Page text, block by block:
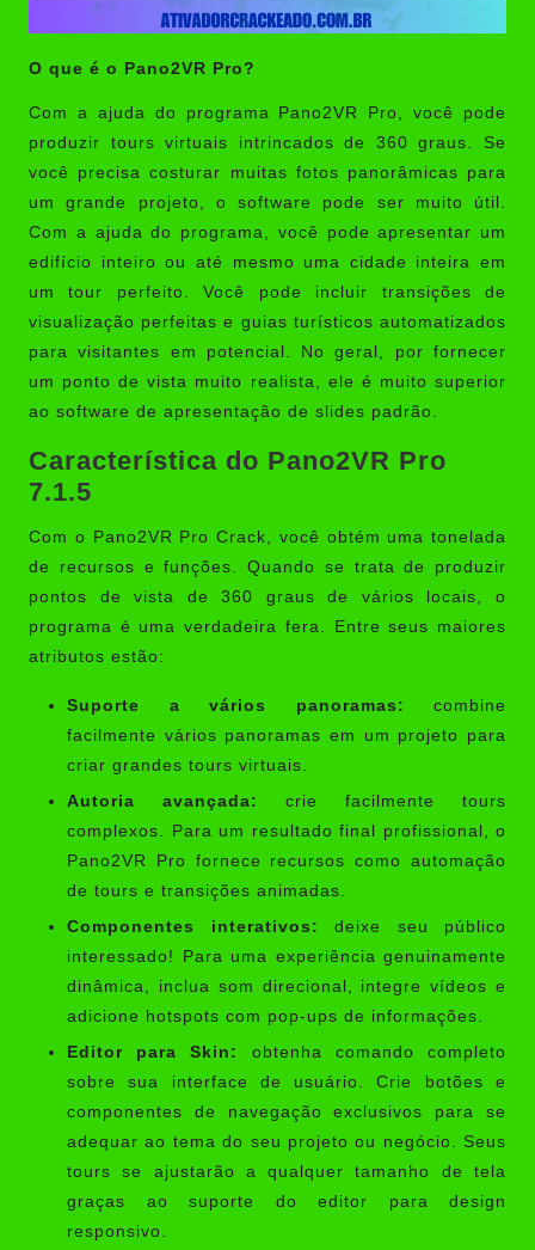
O que é o Pano2VR Pro?
Com a ajuda do programa Pano2VR Pro , você pode
produzir tours virtuais intrincados de 360 ​​graus. Se
você precisa costurar muitas fotos panorâmicas para
um grande projeto, o software pode ser muito útil.
Com a ajuda do programa, você pode apresentar um
edifício inteiro ou até mesmo uma cidade inteira em
um tour perfeito. Você pode incluir transições de
visualização perfeitas e guias turísticos automatizados
para visitantes em potencial. No geral, por fornecer
um ponto de vista muito realista, ele é muito superior
ao software de apresentação de slides padrão.
Característica do Pano2VR Pro
7.1.5
Com o Pano2VR Pro Crack, você obtém uma tonelada
de recursos e funções. Quando se trata de produzir
pontos de vista de 360 ​​graus de vários locais, o
programa é uma verdadeira fera. Entre seus maiores
atributos estão:
Suporte a vários panoramas: combine
facilmente vários panoramas em um projeto para
criar grandes tours virtuais.
Autoria avançada:
crie facilmente tours
complexos. Para um resultado final profissional, o
Pano2VR Pro fornece recursos como automação
de tours e transições animadas.
Componentes interativos: deixe seu público
interessado! Para uma experiência genuinamente
dinâmica, inclua som direcional, integre vídeos e
adicione hotspots com pop-ups de informações.
Editor para Skin:
obtenha comando completo
sobre sua interface de usuário. Crie botões e
componentes de navegação exclusivos para se
adequar ao tema do seu projeto ou negócio. Seus
tours se ajustarão a qualquer tamanho de tela
graças ao suporte do editor para design
responsivo.